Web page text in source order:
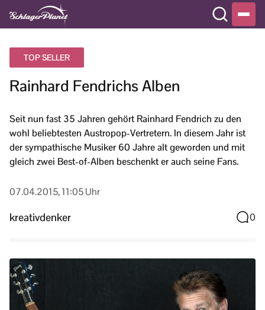
TOP SELLER
Rainhard Fendrichs Alben
Seit nun fast 35 Jahren gehört Rainhard Fendrich zu den
wohl beliebtesten Austropop-Vertretern. In diesem Jahr ist
der sympathische Musiker 60 Jahre alt geworden und mit
gleich zwei Best-of-Alben beschenkt er auch seine Fans.
07.04.2015, 11:05 Uhr
kreativdenker 0